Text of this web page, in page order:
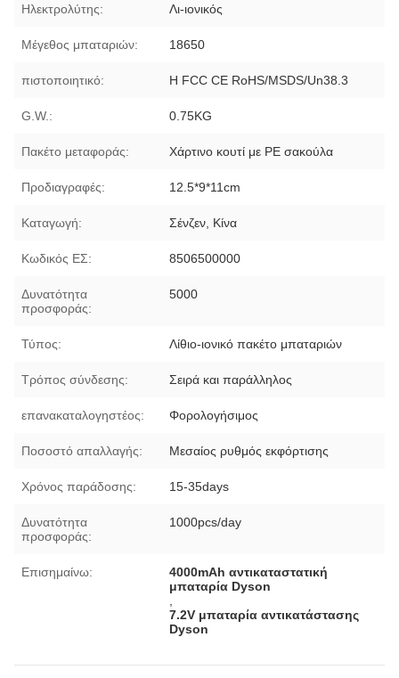
Ηλεκτρολύτης: Λι-ιονικός
Μέγεθος μπαταριών: 18650
πιστοποιητικό: Η FCC CE RoHS/MSDS/Un38.3
G.W.: 0.75KG
Πακέτο μεταφοράς: Χάρτινο κουτί με PE σακούλα
Προδιαγραφές: 12.5*9*11cm
Καταγωγή: Σένζεν, Κίνα
Κωδικός ΕΣ: 8506500000
Δυνατότητα
προσφοράς:
5000
Τύπος: Λίθιο-ιονικό πακέτο μπαταριών
Τρόπος σύνδεσης: Σειρά και παράλληλος
επανακαταλογηστέος: Φορολογήσιμος
Ποσοστό απαλλαγής: Μεσαίος ρυθμός εκφόρτισης
Χρόνος παράδοσης: 15-35days
Δυνατότητα
προσφοράς:
1000pcs/day
Επισημαίνω:
4000mAh αντικαταστατική
μπαταρία Dyson
7.2V μπαταρία αντικατάστασης
Dyson